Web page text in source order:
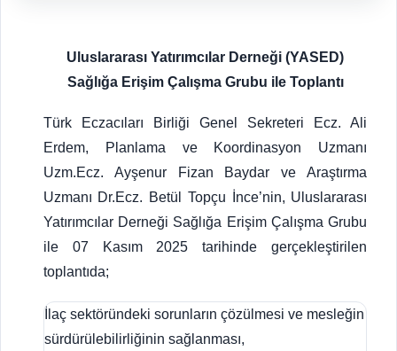
Uluslararası Yatırımcılar Derneği (YASED)
Sağlığa Erişim Çalışma Grubu ile Toplantı
Türk Eczacıları Birliği Genel Sekreteri Ecz. Ali
Erdem, Planlama ve Koordinasyon Uzmanı
Uzm.Ecz. Ayşenur Fizan Baydar ve Araştırma
Uzmanı Dr.Ecz. Betül Topçu İnce’nin, Uluslararası
Yatırımcılar Derneği Sağlığa Erişim Çalışma Grubu
ile 07 Kasım 2025 tarihinde gerçekleştirilen
toplantıda;
İlaç sektöründeki sorunların çözülmesi ve mesleğin
sürdürülebilirliğinin sağlanması,